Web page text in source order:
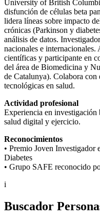
University of British
disfunción de células beta
lidera líneas sobre impacto
crónicas (Parkinson y
análisis de datos.
nacionales e
científicas y participante en
del área de Biomedicina y
de Catalunya). Colabora con
tecnológicas en salud.
Actividad profesional
Experiencia en investigación
salud digital y ejercicio.
Reconocimientos
• Premio Joven Investigador
Diabetes
• Grupo SAFE reconocido
i
Buscador